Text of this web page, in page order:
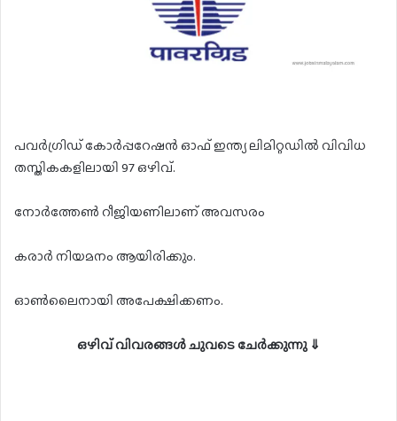
പവർഗ്രിഡ് കോർപ്പറേഷൻ ഓഫ് ഇന്ത്യ ലിമിറ്റഡിൽ വിവിധ
തസ്തികകളിലായി 97 ഒഴിവ്.
നോർത്തേൺ റീജിയണിലാണ് അവസരം
കരാർ നിയമനം ആയിരിക്കും.
ഓൺലൈനായി അപേക്ഷിക്കണം.
ഒഴിവ് വിവരങ്ങൾ ചുവടെ ചേർക്കുന്നു ⇓